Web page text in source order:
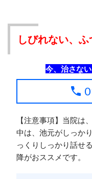
しびれない、
今、治さな
【注意事項】当院は
中は、池元がしっか
っくりしっかり話せ
降がおススメです。